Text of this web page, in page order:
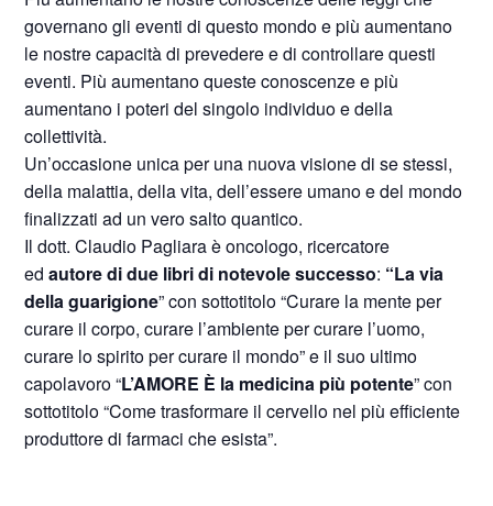
governano gli eventi di questo mondo e più aumentano
le nostre capacità di prevedere e di controllare questi
eventi. Più aumentano queste conoscenze e più
aumentano i poteri del singolo individuo e della
collettività.
Un’occasione unica per una nuova visione di se stessi,
della malattia, della vita, dell’essere umano e del mondo
finalizzati ad un vero salto quantico.
Il dott. Claudio Pagliara è oncologo, ricercatore
edautore di due libri di notevole successo: “La via
della guarigione” con sottotitolo “Curare la mente per
curare il corpo, curare l’ambiente per curare l’uomo,
curare lo spirito per curare il mondo” e il suo ultimo
capolavoro “L’AMORE È la medicina più potente” con
sottotitolo “Come trasformare il cervello nel più efficiente
produttore di farmaci che esista”.